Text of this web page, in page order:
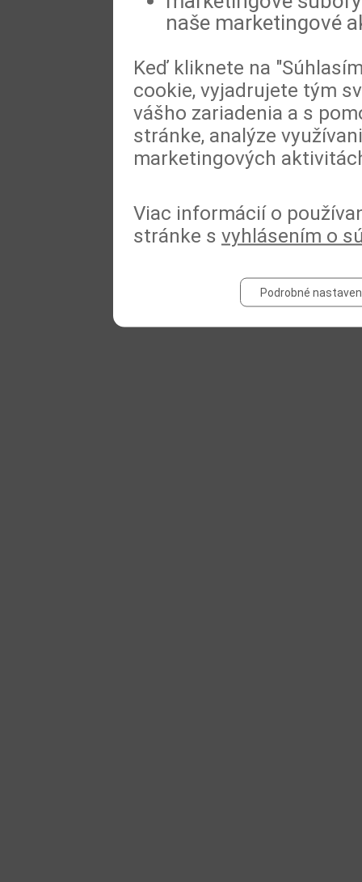
naše marketingové
Keď kliknete na
cookie, vyjadrujete tým
vášho zariadenia a s
stránke, analýze
marketingových
Viac informácií o
stránke s vyhlásením o
Podrobné